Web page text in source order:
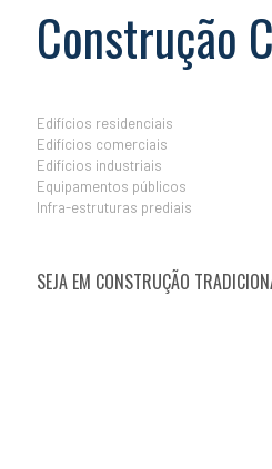
Construção
Edifícios residenciais
Edifícios comerciais
Edifícios industriais
Equipamentos públicos
Infra-estruturas prediais
SEJA EM CONSTRUÇÃO